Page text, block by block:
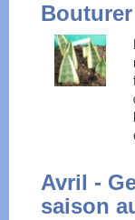
Avril -
saison